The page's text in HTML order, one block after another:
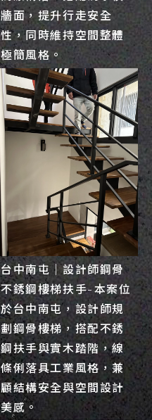
牆面，提升行走安全
性，同時維持空間整體
極簡風格。
台中南屯｜設計師鋼骨
不銹鋼樓梯扶手-本案位
於台中南屯，設計師規
劃鋼骨樓梯，搭配不銹
鋼扶手與實木踏階，線
條俐落具工業風格，兼
顧結構安全與空間設計
美感。